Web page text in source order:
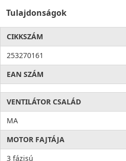
Tulajdonságok
CIKKSZÁM
253270161
EAN SZÁM
VENTILÁTOR CSALÁD
MA
MOTOR FAJTÁJA
3 fázisú